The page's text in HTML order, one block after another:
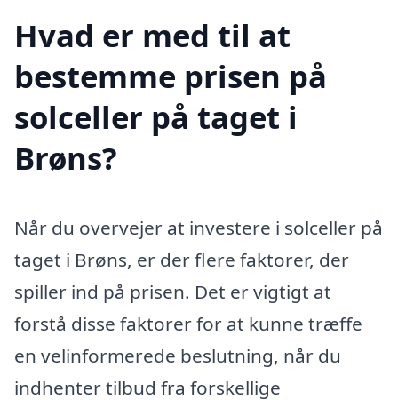
Hvad er med til at
bestemme prisen på
solceller på taget i
Brøns?
Når du overvejer at investere i solceller på
taget i Brøns, er der flere faktorer, der
spiller ind på prisen. Det er vigtigt at
forstå disse faktorer for at kunne træffe
en velinformerede beslutning, når du
indhenter tilbud fra forskellige